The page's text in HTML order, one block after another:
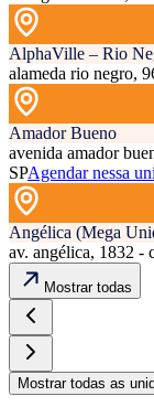
AlphaVille – Rio
alameda rio negro,
Amador Bueno
avenida amador
SPAgendar nessa
Angélica (Mega
av. angélica, 1832 -
Mostrar todas
Mostrar todas as